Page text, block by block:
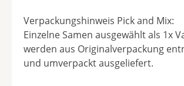
Verpackungshinweis Pick and Mix:
Einzelne Samen ausgewählt als 1x
werden aus Originalverpackung
und umverpackt ausgeliefert.